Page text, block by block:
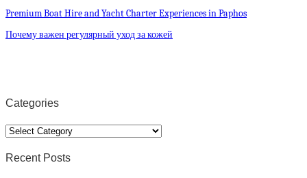
Premium Boat Hire and Yacht Charter Experiences in Paphos
Почему важен регулярный уход за кожей
Categories
Categories
Recent Posts